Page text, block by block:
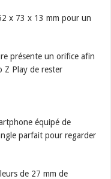
x 73 x 13 mm pour un
présente un orifice afin
Z Play de rester
équipé de
parfait pour regarder
de 27 mm de